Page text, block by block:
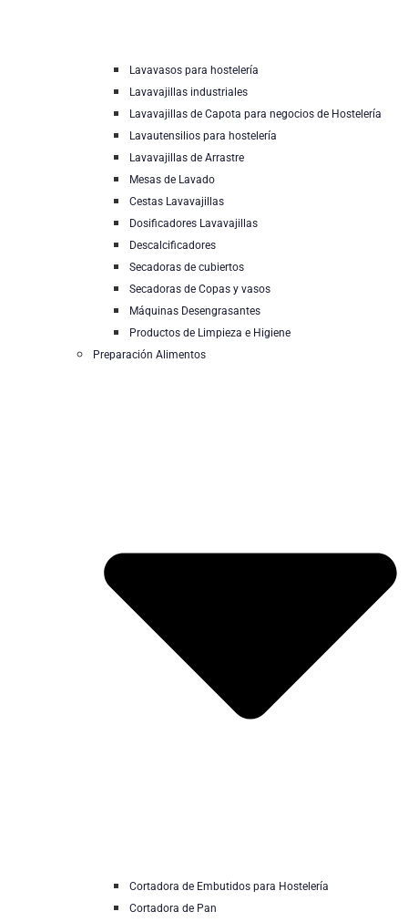
Lavavasos para hostelería
Lavavajillas industriales
Lavavajillas de Capota para negocios de Hostelería
Lavautensilios para hostelería
Lavavajillas de Arrastre
Mesas de Lavado
Cestas Lavavajillas
Dosificadores Lavavajillas
Descalcificadores
Secadoras de cubiertos
Secadoras de Copas y vasos
Máquinas Desengrasantes
Productos de Limpieza e Higiene
Preparación Alimentos
Cortadora de Embutidos para Hostelería
Cortadora de Pan